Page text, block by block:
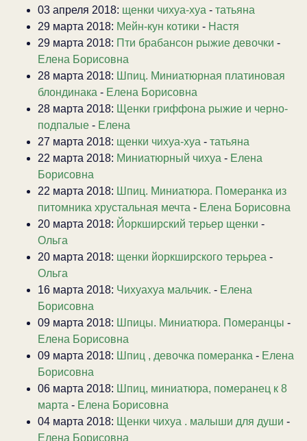
03 апреля 2018: щенки чихуа-хуа - татьяна
29 марта 2018: Мейн-кун котики - Настя
29 марта 2018: Пти брабансон рыжие девочки -
Елена Борисовна
28 марта 2018: Шпиц. Миниатюрная платиновая
блондинака - Елена Борисовна
28 марта 2018: Щенки гриффона рыжие и черно-
подпалые - Елена
27 марта 2018: щенки чихуа-хуа - татьяна
22 марта 2018: Миниатюрный чихуа - Елена
Борисовна
22 марта 2018: Шпиц. Миниатюра. Померанка из
питомника хрустальная мечта - Елена Борисовна
20 марта 2018: Йоркширский терьер щенки -
Ольга
20 марта 2018: щенки йоркширского терьреа -
Ольга
16 марта 2018: Чихуахуа мальчик. - Елена
Борисовна
09 марта 2018: Шпицы. Миниатюра. Померанцы -
Елена Борисовна
09 марта 2018: Шпиц , девочка померанка - Елена
Борисовна
06 марта 2018: Шпиц, миниатюра, померанец к 8
марта - Елена Борисовна
04 марта 2018: Щенки чихуа . малыши для души -
Елена Борисовна